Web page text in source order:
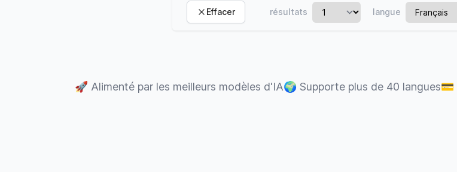
Effacer résultats langue
🚀 Alimenté par les meilleurs modèles d'IA🌍 Supporte plus de 40 langues💳